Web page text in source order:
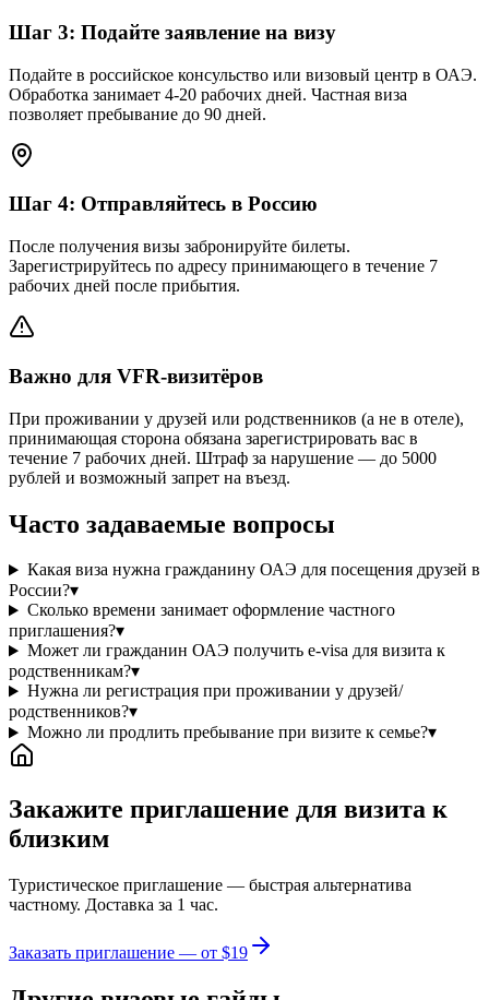
Шаг 3: Подайте заявление на визу
Подайте в российское консульство или визовый центр в ОАЭ.
Обработка занимает 4-20 рабочих дней. Частная виза
позволяет пребывание до 90 дней.
Шаг 4: Отправляйтесь в Россию
После получения визы забронируйте билеты.
Зарегистрируйтесь по адресу принимающего в течение 7
рабочих дней после прибытия.
Важно для VFR-визитёров
При проживании у друзей или родственников (а не в отеле),
принимающая сторона обязана зарегистрировать вас в
течение 7 рабочих дней. Штраф за нарушение — до 5000
рублей и возможный запрет на въезд.
Часто задаваемые вопросы
Какая виза нужна гражданину ОАЭ для посещения друзей в
России?▾
Сколько времени занимает оформление частного
приглашения?▾
Может ли гражданин ОАЭ получить e-visa для визита к
родственникам?▾
Нужна ли регистрация при проживании у друзей/
родственников?▾
Можно ли продлить пребывание при визите к семье?▾
Закажите приглашение для визита к
близким
Туристическое приглашение — быстрая альтернатива
частному. Доставка за 1 час.
Заказать приглашение — от $19